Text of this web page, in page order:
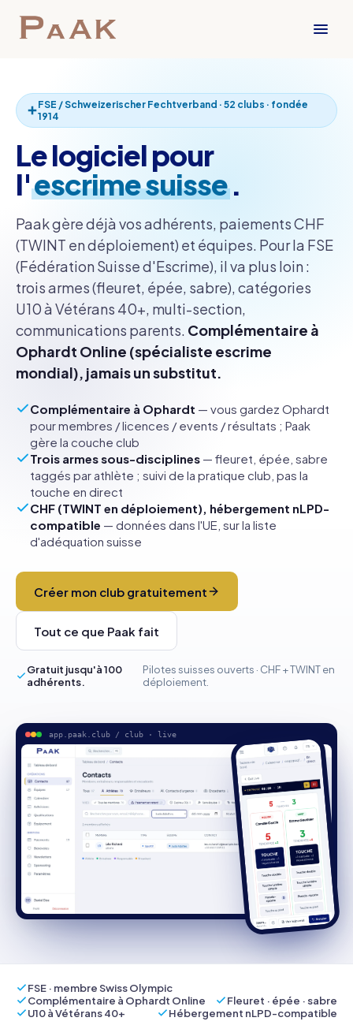
FSE / Schweizerischer Fechtverband · 52 clubs · fondée
1914
Le logiciel pour
l'escrime suisse.
Paak gère déjà vos adhérents, paiements CHF
(TWINT en déploiement) et équipes. Pour la FSE
(Fédération Suisse d'Escrime), il va plus loin :
trois armes (fleuret, épée, sabre), catégories
U10 à Vétérans 40+, multi-section,
communications parents. Complémentaire à
Ophardt Online (spécialiste escrime
mondial), jamais un substitut.
Complémentaire à Ophardt — vous gardez Ophardt
pour membres / licences / events / résultats ; Paak
gère la couche club
Trois armes sous-disciplines — fleuret, épée, sabre
taggés par athlète ; suivi de la pratique club, pas la
touche en direct
CHF (TWINT en déploiement), hébergement nLPD-
compatible — données dans l'UE, sur la liste
d'adéquation suisse
Créer mon club gratuitement
Tout ce que Paak fait
Gratuit jusqu'à 100
adhérents.
Pilotes suisses ouverts · CHF + TWINT en
déploiement.
app.paak.club / club · live
FSE · membre Swiss Olympic
Complémentaire à Ophardt Online
Fleuret · épée · sabre
U10 à Vétérans 40+
Hébergement nLPD-compatible